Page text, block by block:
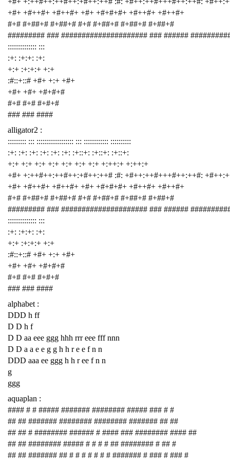
+#+ +#++#+ +#++#+ +#+ +#+#+#+ +#++#+ +#++#+
#+# #+##+# #+##+# #+# #+##+# #+##+# #+##+#
######### ### ##################### ### ######
:::::::::::::: :::
:+: :+:+: :+:
+:+ :+:+:+ +:+
:#::+::# +#+ +:+ +#+
+#+ +#+ +#+#+#
#+# #+# #+#+#
### ### ####
alligator2 :
::::::::: ::: :::::::::::::::::: ::: :::::::::::: ::::::::::
:+: :+: :+: :+: :+: :+: :+::+: :+::+: :+::+:
+:+ +:+ +:+ +:+ +:+ +:+ +:+ +:++:+ +:++:+
+#+ +:++#++:++#++:+#++:++# :#: +#++:++#+++#++:++#:
+#+ +#++#+ +#++#+ +#+ +#+#+#+ +#++#+ +#++#+
#+# #+##+# #+##+# #+# #+##+# #+##+# #+##+#
######### ### ##################### ### ######
:::::::::::::: :::
:+: :+:+: :+:
+:+ :+:+:+ +:+
:#::+::# +#+ +:+ +#+
+#+ +#+ +#+#+#
#+# #+# #+#+#
### ### ####
alphabet :
DDD h ff
D D h f
D D aa eee ggg hhh rrr eee fff nnn
D D a a e e g g h h r e e f n n
DDD aaa ee ggg h h r ee f n n
g
ggg
aquaplan :
#### # # ##### ####### ######## ##### ### # #
## ## ####### ######## ######## ####### ## ##
## ## # ######## ###### # #### ### ######## #### ##
## ## ######## ##### # # # # ## ######## # ## #
## ## ####### ## # # # # # # # ####### # ### # ### #